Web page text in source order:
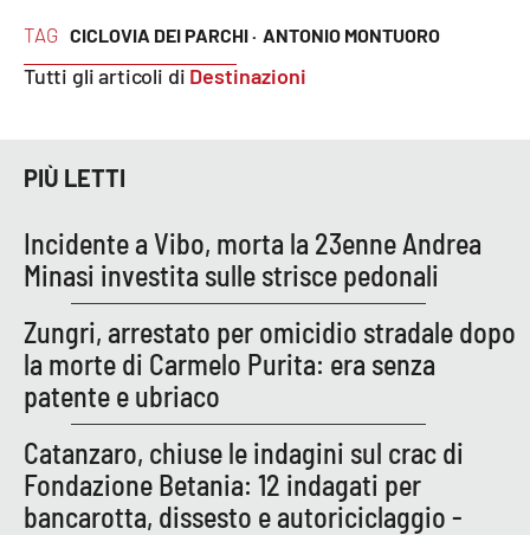
Ilvibonese.it
APP
Android
Apple
TAG CICLOVIA DEI PARCHI · ANTONIO MONTUORO
Tutti gli articoli di Destinazioni
PIÙ LETTI
Incidente a Vibo, morta la 23enne Andrea
Minasi investita sulle strisce pedonali
Zungri, arrestato per omicidio stradale dopo
la morte di Carmelo Purita: era senza
patente e ubriaco
Catanzaro, chiuse le indagini sul crac di
Fondazione Betania: 12 indagati per
bancarotta, dissesto e autoriciclaggio -